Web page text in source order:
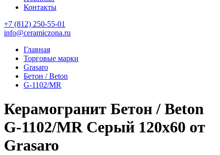
Контакты
+7 (812) 250-55-01
info@ceramiczona.ru
Главная
Торговые марки
Grasaro
Бетон / Beton
G-1102/MR
Керамогранит Бетон / Beton
G-1102/MR Серый 120x60 от
Grasaro